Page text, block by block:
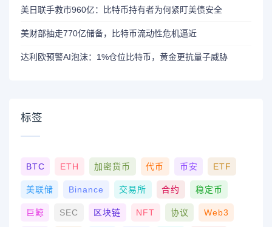
美日联手救市960亿：比特币持有者为何紧盯美债安全
美财部抽走770亿储备，比特币流动性危机逼近
达利欧预警AI泡沫：1%仓位比特币，黄金更抗量子威胁
标签
BTC ETH 加密货币 代币 币安 ETF
美联储 Binance 交易所 合约 稳定币
巨鲸 SEC 区块链 NFT 协议 Web3